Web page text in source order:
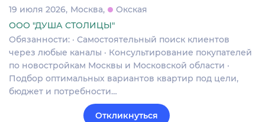
19 июля 2026 Москва
Окская
ООО "ДУША СТОЛИЦЫ"
Обязанности: · Самостоятельный поиск клиентов
через любые каналы · Консультирование покупателей
по новостройкам Москвы и Московской области ·
Подбор оптимальных вариантов квартир под цели,
бюджет и потребности…
Откликнуться